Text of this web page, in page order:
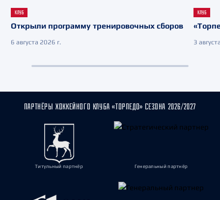
КЛУБ
Открыли программу тренировочных сборов
6 августа 2026 г.
КЛУБ
3
ПАРТНЁРЫ ХОККЕЙНОГО КЛУБА «ТОРПЕДО» СЕЗОНА 2026/2027
Титульный партнёр Генеральный партнёр